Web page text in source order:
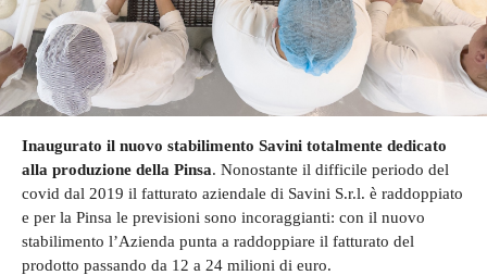
Inaugurato il nuovo stabilimento Savini totalmente dedicato
alla produzione della Pinsa. Nonostante il difficile periodo del
covid dal 2019 il fatturato aziendale di Savini S.r.l. è raddoppiato
e per la Pinsa le previsioni sono incoraggianti: con il nuovo
stabilimento l’Azienda punta a raddoppiare il fatturato del
prodotto passando da 12 a 24 milioni di euro.